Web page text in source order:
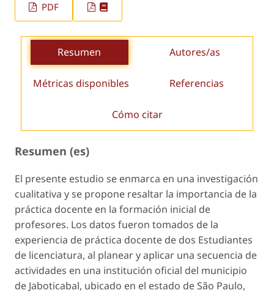
PDF
Resumen Autores/as
Métricas disponibles Referencias
Cómo citar
Resumen (es)
El presente estudio se enmarca en una investigación
cualitativa y se propone resaltar la importancia de la
práctica docente en la formación inicial de
profesores. Los datos fueron tomados de la
experiencia de práctica docente de dos Estudiantes
de licenciatura, al planear y aplicar una secuencia de
actividades en una institución oficial del municipio
de Jaboticabal, ubicado en el estado de São Paulo,